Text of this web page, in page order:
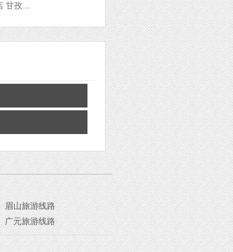
八廓街 芒康 小昭寺 大昭寺 宽窄巷子 锦里古街 武侯祠 四川大学 雅州廊桥 二郎山 波密 登巴国际连锁客栈康定2号店 甘孜龙达客栈 剪子弯山 理塘国富大酒店 金沙江大桥 拉乌山 金沙江 业拉山 鲁朗石锅鸡总店 通麦 八一镇 林芝中流砥柱 布达拉宫 松赞干布出生地 拉萨河 甘丹寺 西藏大学 驻藏大臣衙门遗址 拉萨一路向西太空舱青年旅舍 色拉寺 药王山 西藏博物馆 青藏川藏公路纪念碑 罗布林卡 哲蚌寺 宗角禄康公园 百益超市(拉百购物广场) 布达拉宫广场 天堂时光旅行书店(仙足岛) 拉萨站 西宁西站 人民公园 西宁站
眉山旅游线路
广元旅游线路